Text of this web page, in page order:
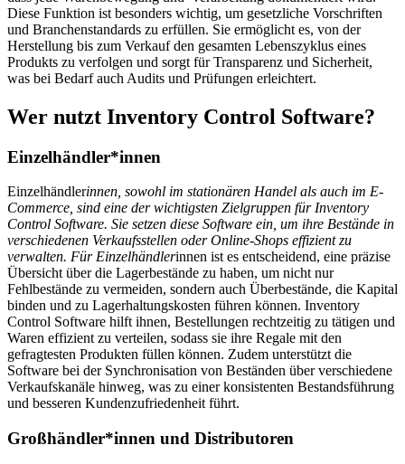
Diese Funktion ist besonders wichtig, um gesetzliche Vorschriften
und Branchenstandards zu erfüllen. Sie ermöglicht es, von der
Herstellung bis zum Verkauf den gesamten Lebenszyklus eines
Produkts zu verfolgen und sorgt für Transparenz und Sicherheit,
was bei Bedarf auch Audits und Prüfungen erleichtert.
Wer nutzt Inventory Control Software?
Einzelhändler*innen
Einzelhändlerinnen, sowohl im stationären Handel als auch im E-
Commerce, sind eine der wichtigsten Zielgruppen für Inventory
Control Software. Sie setzen diese Software ein, um ihre Bestände in
verschiedenen Verkaufsstellen oder Online-Shops effizient zu
verwalten. Für Einzelhändlerinnen ist es entscheidend, eine präzise
Übersicht über die Lagerbestände zu haben, um nicht nur
Fehlbestände zu vermeiden, sondern auch Überbestände, die Kapital
binden und zu Lagerhaltungskosten führen können. Inventory
Control Software hilft ihnen, Bestellungen rechtzeitig zu tätigen und
Waren effizient zu verteilen, sodass sie ihre Regale mit den
gefragtesten Produkten füllen können. Zudem unterstützt die
Software bei der Synchronisation von Beständen über verschiedene
Verkaufskanäle hinweg, was zu einer konsistenten Bestandsführung
und besseren Kundenzufriedenheit führt.
Großhändler*innen und Distributoren